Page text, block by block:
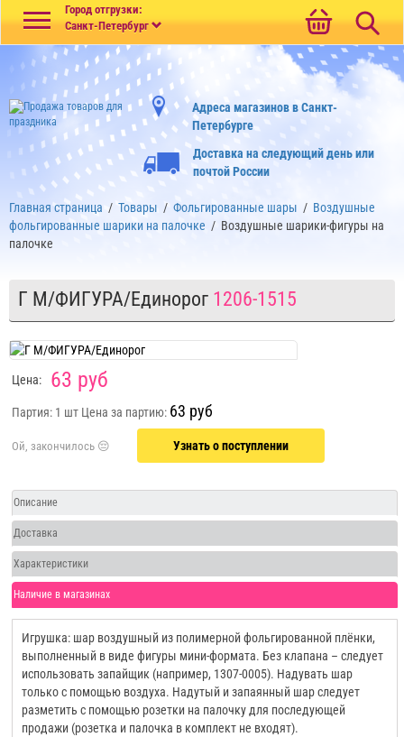
Город отгрузки:
Санкт-Петербург
Адреса магазинов в Санкт-
Петербурге
Доставка на следующий день или
почтой России
Главная страница / Товары / Фольгированные шары / Воздушные
фольгированные шарики на палочке / Воздушные шарики-фигуры на
палочке
Г М/ФИГУРА/Единорог 1206-1515
Цена: 63 руб
Партия: 1 шт Цена за партию: 63 руб
Узнать о поступлении
Описание
Доставка
Характеристики
Наличие в магазинах
Игрушка: шар воздушный из полимерной фольгированной плёнки,
выполненный в виде фигуры мини-формата. Без клапана – следует
использовать запайщик (например, 1307-0005). Надувать шар
только с помощью воздуха. Надутый и запаянный шар следует
разметить с помощью розетки на палочку для последующей
продажи (розетка и палочка в комплект не входят).